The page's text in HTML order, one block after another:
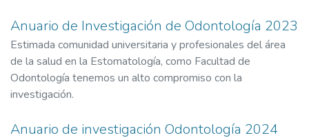
Anuario de Investigación de Odontología 2023
Estimada comunidad universitaria y profesionales del área
de la salud en la Estomatología, como Facultad de
Odontología tenemos un alto compromiso con la
investigación.
Anuario de investigación Odontología 2024